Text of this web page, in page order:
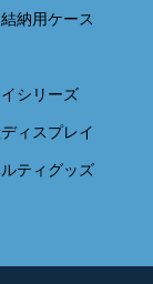
納用ケース
シリーズ
ィスプレイ
ティグッズ